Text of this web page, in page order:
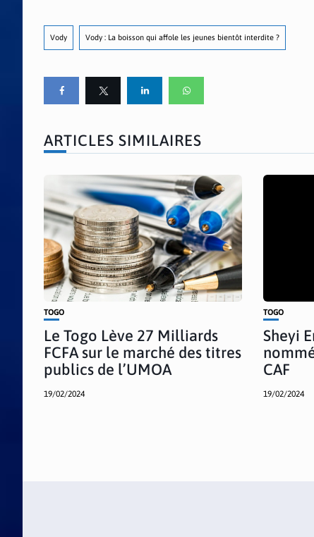
Vody Vody : La boisson qui affole les jeunes bientôt interdite ?
ARTICLES SIMILAIRES
TOGO
Le Togo Lève 27 Milliards
FCFA sur le marché des titres
publics de l’UMOA
19/02/2024
TOGO
Sheyi
CAF
19/02/2024